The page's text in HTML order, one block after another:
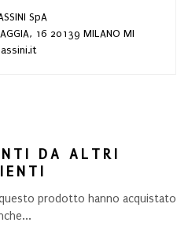
SpA
16 20139 MILANO MI
DA ALTRI
prodotto hanno acquistato